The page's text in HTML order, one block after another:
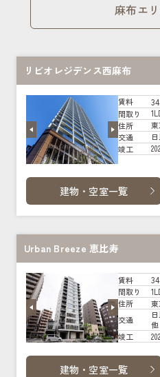
麻布エ
リビオレジデンス西麻布
賃料
間取り
住所
交通
竣工
建物・空室一覧
Urban Breeze 恵比寿
賃料
間取り
住所
交通
他
竣工
建物・空室一覧